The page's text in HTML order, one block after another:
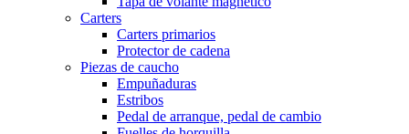
Carters
Carters primarios
Protector de cadena
Piezas de caucho
Empuñaduras
Estribos
Pedal de arranque, pedal de cambio